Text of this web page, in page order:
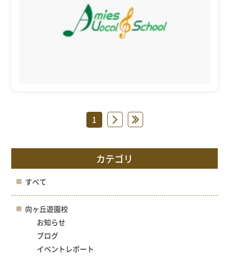
1 » »
カテゴリ
すべて
向ヶ丘遊園校
お知らせ
ブログ
イベントレポート